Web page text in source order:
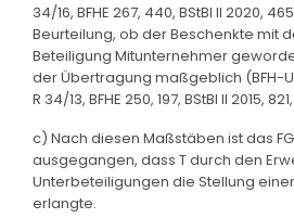
34/16, BFHE 267, 440, BStBl II 2020,
Beurteilung, ob der Beschenkte mit
Beteiligung Mitunternehmer
der Übertragung maßgeblich (BFH-
R 34/13, BFHE 250, 197, BStBl II 2015,
c) Nach diesen Maßstäben ist das
ausgegangen, dass T durch den
Unterbeteiligungen die Stellung
erlangte.